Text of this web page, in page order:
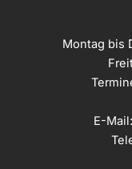
Montag bis
E-Mail: